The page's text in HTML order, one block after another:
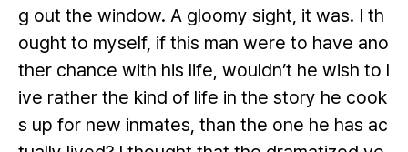
g out the window. A gloomy sight, it was. I th
ought to myself, if this man were to have ano
ther chance with his life, wouldn’t he wish to l
ive rather the kind of life in the story he cook
s up for new inmates, than the one he has ac